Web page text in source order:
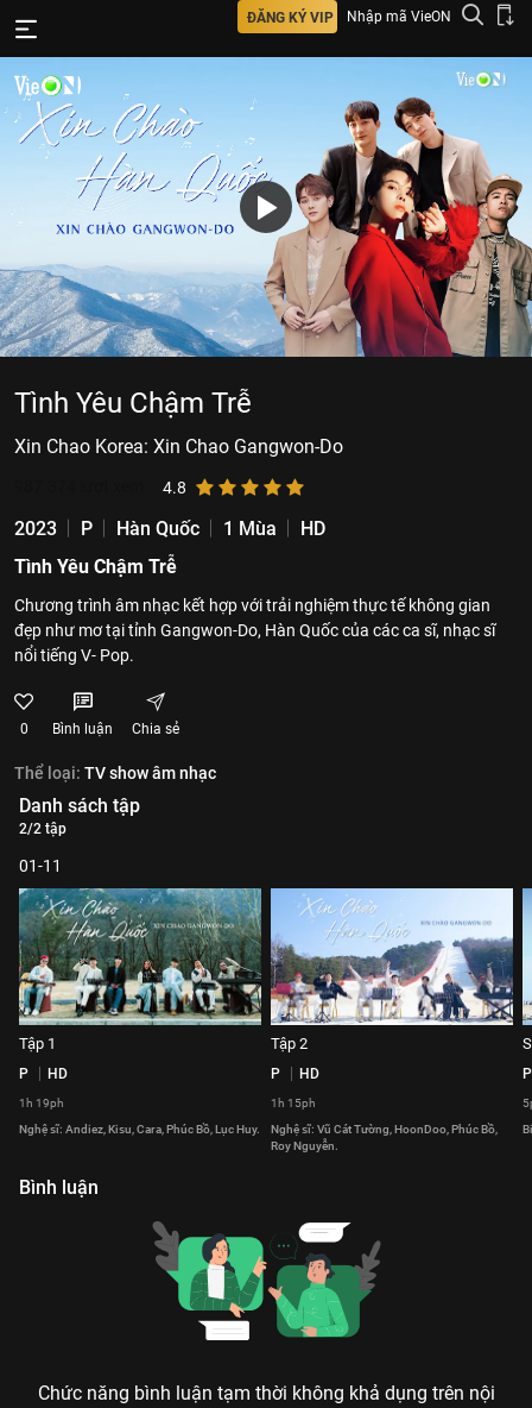
ĐĂNG KÝ VIP Nhập mã VieON
Tình Yêu Chậm Trễ
Xin Chao Korea: Xin Chao Gangwon-Do
4.8
2023 P Hàn Quốc 1 Mùa
HD
Tình Yêu Chậm Trễ
Chương trình âm nhạc kết hợp với trải nghiệm thực tế không gian
đẹp như mơ tại tỉnh Gangwon-Do, Hàn Quốc của các ca sĩ, nhạc sĩ
nổi tiếng V- Pop.
0 Bình luận Chia sẻ
Thể loại: TV show âm nhạc
Danh sách tập
2/2 tập
01-11
Tập 1
P HD
1h 19ph
Nghệ sĩ: Andiez, Kisu, Cara, Phúc Bồ, Lục Huy.
Tập 2
P HD
1h 15ph
Nghệ sĩ: Vũ Cát Tường, HoonDoo, Phúc Bồ,
Roy Nguyễn.
P
Bình luận
Chức năng bình luận tạm thời không khả dụng trên nội